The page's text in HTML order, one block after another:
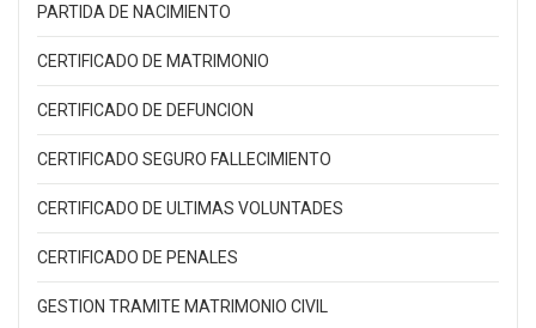
PARTIDA DE NACIMIENTO
CERTIFICADO DE MATRIMONIO
CERTIFICADO DE DEFUNCION
CERTIFICADO SEGURO FALLECIMIENTO
CERTIFICADO DE ULTIMAS VOLUNTADES
CERTIFICADO DE PENALES
GESTION TRAMITE MATRIMONIO CIVIL